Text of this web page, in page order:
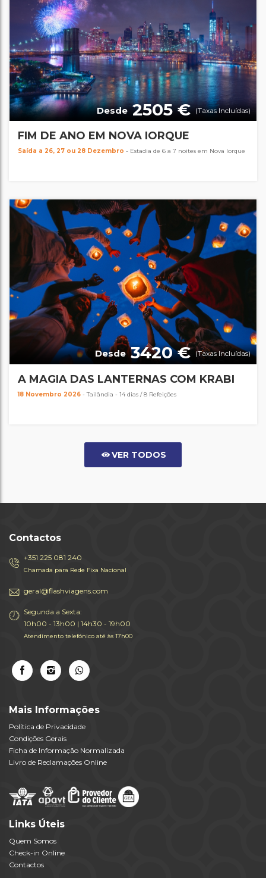
Desde2505 €(Taxas Incluídas)
FIM DE ANO EM NOVA IORQUE
Saída a 26, 27 ou 28 Dezembro - Estadia de 6 a 7 noites em Nova Iorque
Desde3420 € (Taxas Incluídas)
A MAGIA DAS LANTERNAS COM KRABI
18 Novembro 2026 - Tailândia - 14 dias / 8 Refeições
VER TODOS
Contactos
+351 225 081 240
Chamada para Rede Fixa Nacional
geral@flashviagens.com
Segunda a Sexta:
10h00 - 13h00 | 14h30 - 19h00
Atendimento telefónico até às 17h00
Mais Informações
Política de Privacidade
Condições Gerais
Ficha de Informação Normalizada
Livro de Reclamações Online
Links Úteis
Quem Somos
Check-in Online
Contactos